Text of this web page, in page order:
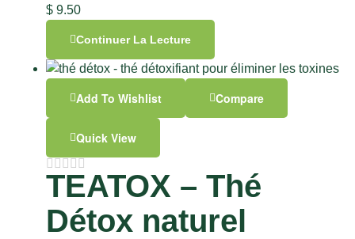
$ 9.50
Continuer La Lecture
Add To Wishlist Compare
Quick View
TEATOX – Thé
Détox naturel